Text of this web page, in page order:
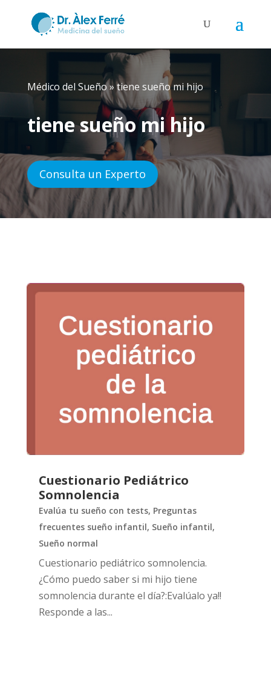
Médico del Sueño»tiene sueño mi hijo
tiene sueño mi hijo
Consulta un Experto
Cuestionario Pediátrico
Somnolencia
Evalúa tu sueño con tests, Preguntas
frecuentes sueño infantil, Sueño infantil,
Sueño normal
Cuestionario pediátrico somnolencia.
¿Cómo puedo saber si mi hijo tiene
somnolencia durante el día?:Evalúalo ya!!
Responde a las...